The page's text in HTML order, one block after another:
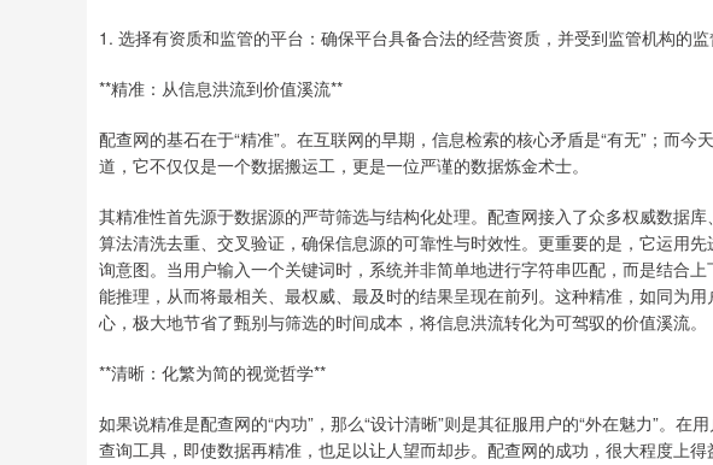
1. 选择有资质和监管的平台：确保平台具备合法的经营资质，并受到监管机构的
**精准：从信息洪流到价值溪流**
配查网的基石在于“精准”。在互联网的早期，信息检索的核心矛盾是“有无”；而今
道，它不仅仅是一个数据搬运工，更是一位严谨的数据炼金术士。
其精准性首先源于数据源的严苛筛选与结构化处理。配查网接入了众多权威数据
算法清洗去重、交叉验证，确保信息源的可靠性与时效性。更重要的是，它运用
询意图。当用户输入一个关键词时，系统并非简单地进行字符串匹配，而是结合
能推理，从而将最相关、最权威、最及时的结果呈现在前列。这种精准，如同为
心，极大地节省了甄别与筛选的时间成本，将信息洪流转化为可驾驭的价值溪流。
**清晰：化繁为简的视觉哲学**
如果说精准是配查网的“内功”，那么“设计清晰”则是其征服用户的“外在魅力”。在
查询工具，即使数据再精准，也足以让人望而却步。配查网的成功，很大程度上得